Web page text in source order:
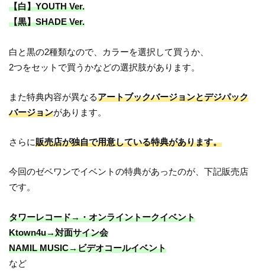
【白】YOUTH Ver.
【黒】SHADE Ver.
白と黒の2種類なので、カラーを選択して買うか、
2つをセットで買うかなどの選択肢があります。
また特典内容が異なるアートブックバージョンとデジパック
バージョンがあります。
さらに販売店が独自で用意している特典があります。
今回のゼベワンでイベントの特典があったのが、下記販売店
です。
タワーレコード→・オンライントークイベント
Ktown4u→対面サイン会
NAMIL MUSIC→ビデオコールイベント
など